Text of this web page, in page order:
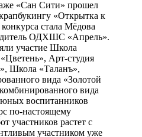
«Сан Сити» прошел
«Открытка к
стала Мёдова
ОДХШС «Апрель».
участие Школа
Арт-студия
Школа «Таланъ»,
вида «Золотой
вида
воспитанников
по-настоящему
участников растет с
участником уже